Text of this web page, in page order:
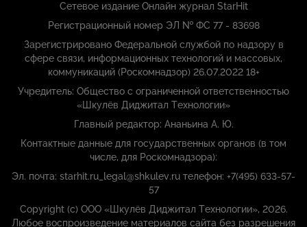
Сетевое издание Онлайн журнал StarHit
Регистрационный номер ЭЛ № ФС 77 - 83698
Зарегистрировано Федеральной службой по надзору в
сфере связи, информационных технологий и массовых,
коммуникаций (Роскомнадзор) 26.07.2022 18+
Учредитель: Общество с ограниченной ответственностью
«Шкулёв Диджитал Технологии»
Главный редактор: Ананьина А. Ю.
Контактные данные для государственных органов (в том
числе, для Роскомнадзора):
Эл. почта: starhit.ru_legal@shkulev.ru телефон: +7(495) 633-57-
57
Copyright (с) ООО «Шкулёв Диджитал Технологии», 2026.
Любое воспроизведение материалов сайта без разрешения